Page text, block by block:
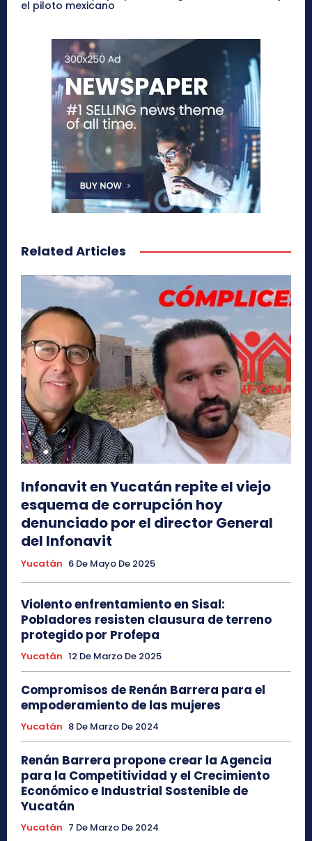
el piloto mexicano
Related Articles
Infonavit en Yucatán repite el viejo
esquema de corrupción hoy
denunciado por el director General
del Infonavit
Yucatán 6 De Mayo De 2025
Violento enfrentamiento en Sisal:
Pobladores resisten clausura de terreno
protegido por Profepa
Yucatán 12 De Marzo De 2025
Compromisos de Renán Barrera para el
empoderamiento de las mujeres
Yucatán 8 De Marzo De 2024
Renán Barrera propone crear la Agencia
para la Competitividad y el Crecimiento
Económico e Industrial Sostenible de
Yucatán
Yucatán 7 De Marzo De 2024